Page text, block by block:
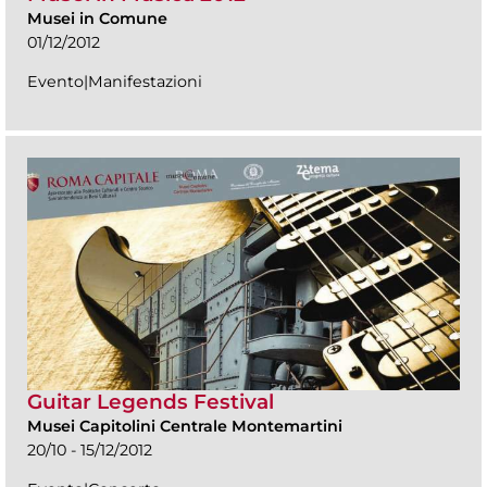
Musei in Comune
01/12/2012
Evento|Manifestazioni
Guitar Legends Festival
Musei Capitolini Centrale Montemartini
20/10 - 15/12/2012